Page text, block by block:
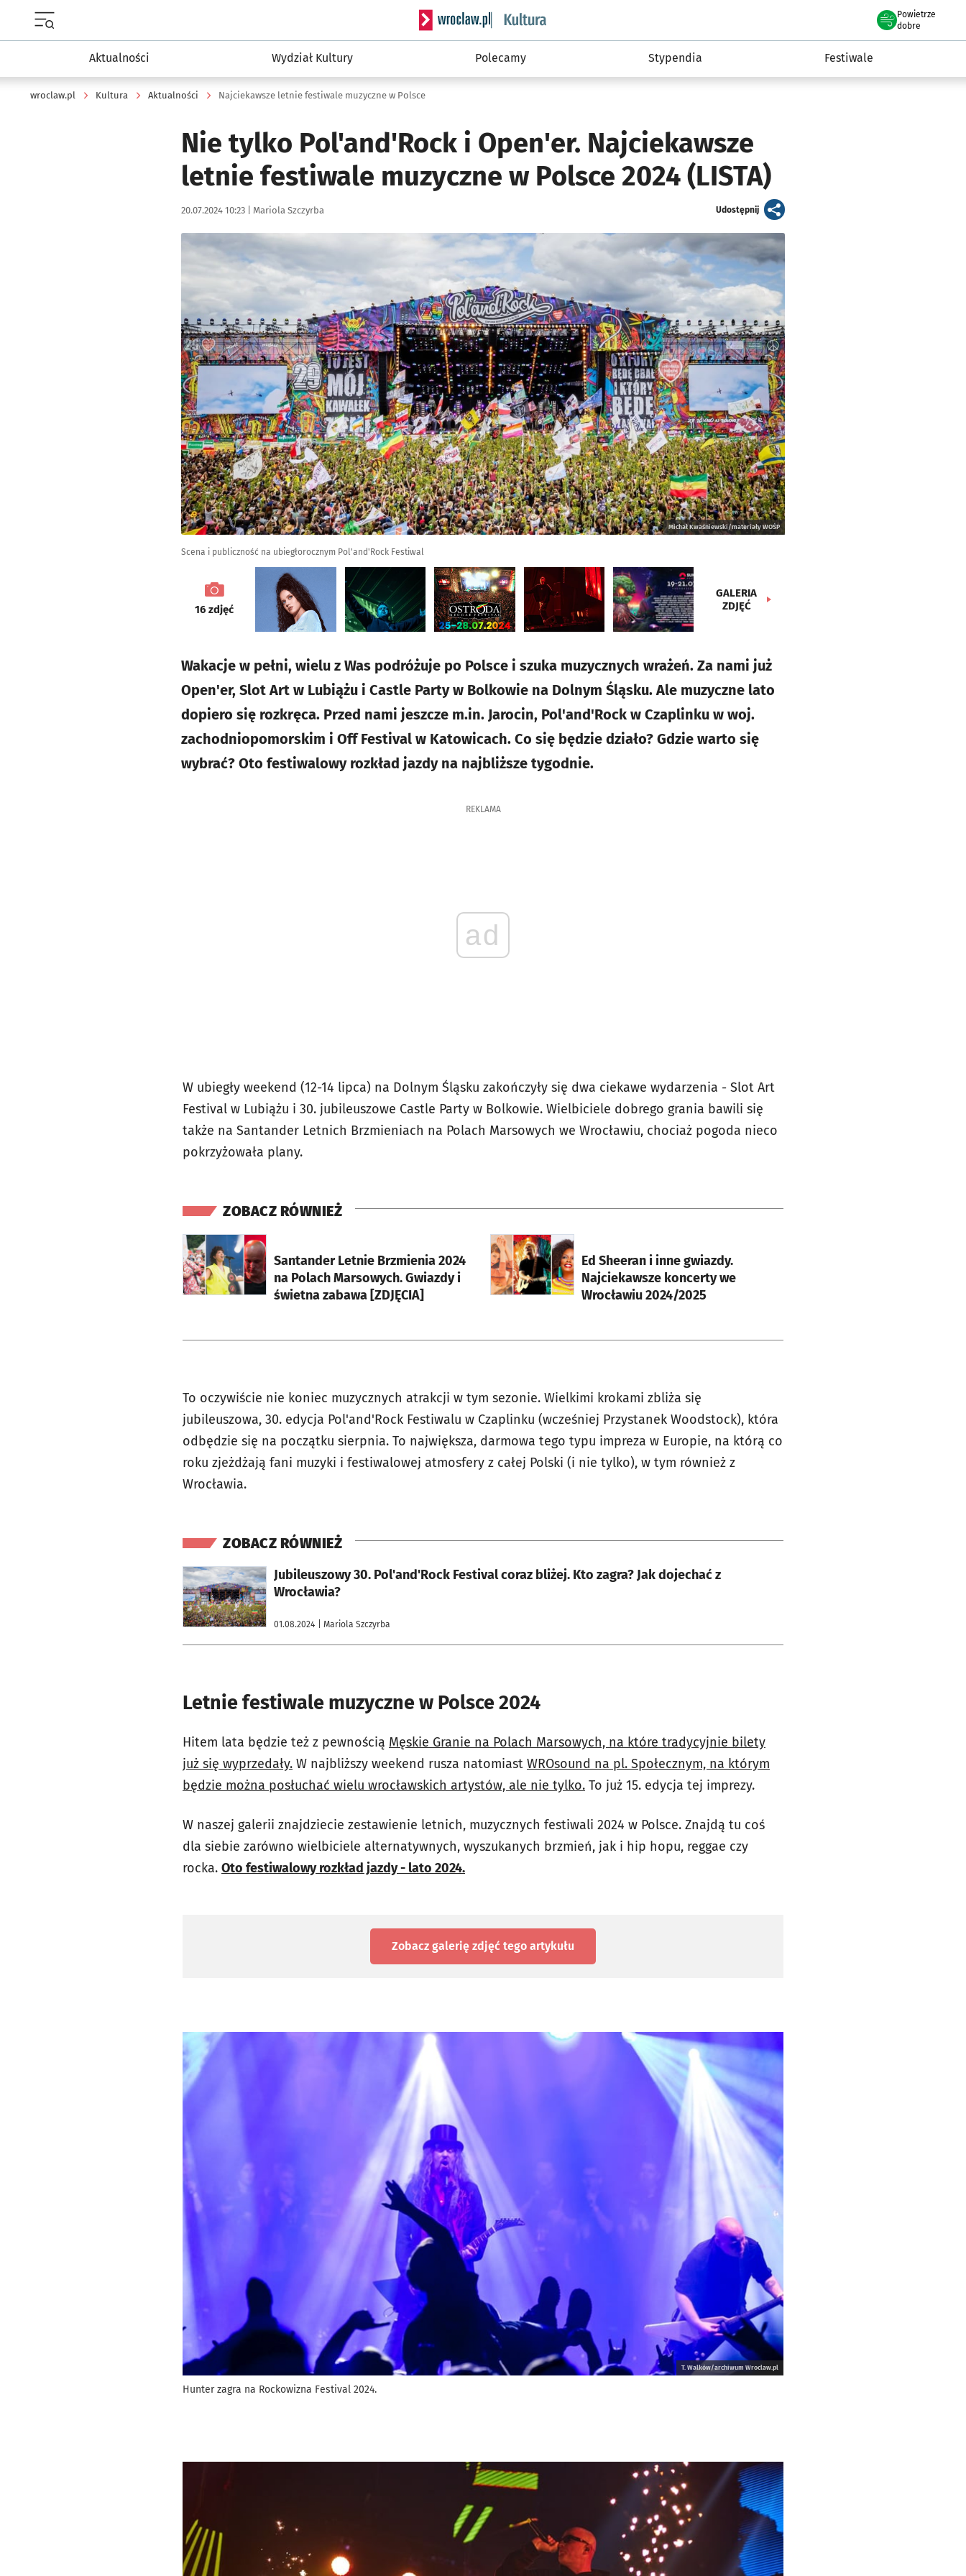
Serwis informacyjny wroclaw.pl podserwis: Kultura
Powietrze
we Wrocławiu
dobre
Aktualności Wydział Kultury Polecamy Stypendia Festiwale
wroclaw.pl Kultura Aktualności Najciekawsze letnie festiwale muzyczne w Polsce
Nie tylko Pol'and'Rock i Open'er. Najciekawsze
letnie festiwale muzyczne w Polsce 2024 (LISTA)
Data publikacji:
20.07.2024 10:23 | Autor:
Mariola Szczyrba Udostępnijartykuł
Kliknij, aby zobaczyć galerię
Michał Kwaśniewski/materiały WOŚP
Scena i publiczność na ubiegłorocznym Pol'and'Rock Festiwal
galeria
16zdjęć
GALERIA
ZDJĘĆ
Wakacje w pełni, wielu z Was podróżuje po Polsce i szuka muzycznych wrażeń. Za nami już
Open'er, Slot Art w Lubiążu i Castle Party w Bolkowie na Dolnym Śląsku. Ale muzyczne lato
dopiero się rozkręca. Przed nami jeszcze m.in. Jarocin, Pol'and'Rock w Czaplinku w woj.
zachodniopomorskim i Off Festival w Katowicach. Co się będzie działo? Gdzie warto się
wybrać? Oto festiwalowy rozkład jazdy na najbliższe tygodnie.
REKLAMA
ad
W ubiegły weekend (12-14 lipca) na Dolnym Śląsku zakończyły się dwa ciekawe wydarzenia - Slot Art
Festival w Lubiążu i 30. jubileuszowe Castle Party w Bolkowie. Wielbiciele dobrego grania bawili się
także na Santander Letnich Brzmieniach na Polach Marsowych we Wrocławiu, chociaż pogoda nieco
pokrzyżowała plany.
ZOBACZ RÓWNIEŻ
Santander Letnie Brzmienia 2024
na Polach Marsowych. Gwiazdy i
świetna zabawa [ZDJĘCIA]
otworzy się w nowej karcie
Ed Sheeran i inne gwiazdy.
Najciekawsze koncerty we
Wrocławiu 2024/2025
otworzy się w nowej karcie
To oczywiście nie koniec muzycznych atrakcji w tym sezonie. Wielkimi krokami zbliża się
jubileuszowa, 30. edycja Pol'and'Rock Festiwalu w Czaplinku (wcześniej Przystanek Woodstock), która
odbędzie się na początku sierpnia. To największa, darmowa tego typu impreza w Europie, na którą co
roku zjeżdżają fani muzyki i festiwalowej atmosfery z całej Polski (i nie tylko), w tym również z
Wrocławia.
ZOBACZ RÓWNIEŻ
Jubileuszowy 30. Pol'and'Rock Festival coraz bliżej. Kto zagra? Jak dojechać z
Wrocławia?
01.08.2024 | Mariola Szczyrba
otworzy się w nowej karcie
Letnie festiwale muzyczne w Polsce 2024
Hitem lata będzie też z pewnością Męskie Granie na Polach Marsowych, na które tradycyjnie bilety
już się wyprzedały. W najbliższy weekend rusza natomiast WROsound na pl. Społecznym, na którym
będzie można posłuchać wielu wrocławskich artystów, ale nie tylko. To już 15. edycja tej imprezy.
W naszej galerii znajdziecie zestawienie letnich, muzycznych festiwali 2024 w Polsce. Znajdą tu coś
dla siebie zarówno wielbiciele alternatywnych, wyszukanych brzmień, jak i hip hopu, reggae czy
rocka. Oto festiwalowy rozkład jazdy - lato 2024.
Zobacz galerię zdjęć tego artykułu
T. Walków/archiwum Wroclaw.pl
Hunter zagra na Rockowizna Festival 2024.